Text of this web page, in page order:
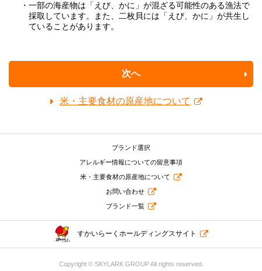
一部の海産物は「えび、かに」が混ざる可能性のある漁法で
採取しています。また、二枚貝には「えび、かに」が共生し
ていることがあります。
次へ
米・主要食材の原産地について
ブランド選択
アレルギー情報についての留意事項
米・主要食材の原産地について
お問い合わせ
ブランド一覧
すかいらーくホールディングスサイト
Copyright © SKYLARK GROUP All rights reserved.